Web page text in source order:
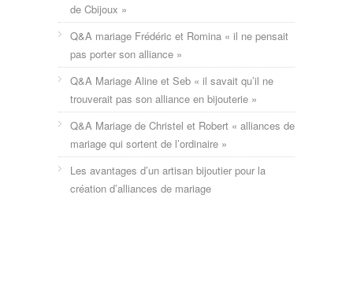
de Cbijoux »
Q&A mariage Frédéric et Romina « il ne pensait
pas porter son alliance »
Q&A Mariage Aline et Seb « il savait qu’il ne
trouverait pas son alliance en bijouterie »
Q&A Mariage de Christel et Robert « alliances de
mariage qui sortent de l’ordinaire »
Les avantages d’un artisan bijoutier pour la
création d’alliances de mariage